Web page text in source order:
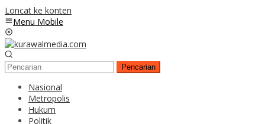
Loncat ke konten
Menu Mobile
Pencarian
Nasional
Metropolis
Hukum
Politik